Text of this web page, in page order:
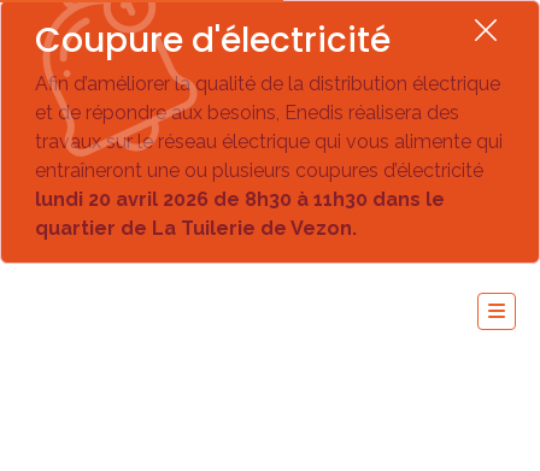
Coupure d'électricité
Afin d’améliorer la qualité de la distribution électrique
et de répondre aux besoins, Enedis réalisera des
travaux sur le réseau électrique qui vous alimente qui
entraîneront une ou plusieurs coupures d’électricité
lundi 20 avril 2026 de 8h30 à 11h30 dans le
quartier de La Tuilerie de Vezon.